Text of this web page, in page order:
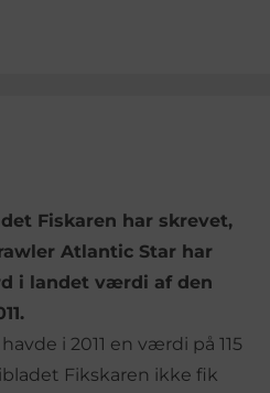
Fiskaren har skrevet,
Atlantic Star har
i landet værdi af den
i 2011 en værdi på 115
Fikskaren ikke fik